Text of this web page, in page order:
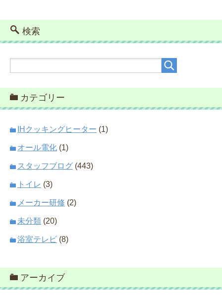
検索
カテゴリー
IHクッキングヒーター (1)
オール電化 (1)
スタッフブログ (443)
トイレ (3)
メーカー研修 (2)
未分類 (20)
浴室テレビ (8)
アーカイブ